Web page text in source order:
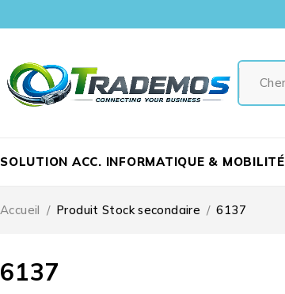
SOLUTION ACC. INFORMATIQUE & MOBILITÉ
6137
Accueil / Produit Stock secondaire / 6137